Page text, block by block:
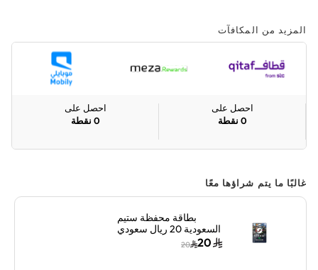
المزيد من المكافآت
احصل على
0 نقطة
احصل على
0 نقطة
غالبًا ما يتم شراؤها معًا
بطاقة محفظة ستيم
السعودية 20 ريال سعودي
إرسال الكود الرقمي
بالبريد الإلكتروني ألوان
20
20